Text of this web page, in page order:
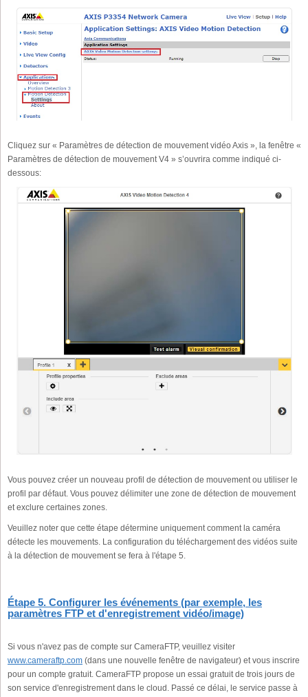
Cliquez sur « Paramètres de détection de mouvement vidéo Axis », la fenêtre «
Paramètres de détection de mouvement V4 » s’ouvrira comme indiqué ci-
dessous:
Vous pouvez créer un nouveau profil de détection de mouvement ou utiliser le
profil par défaut. Vous pouvez délimiter une zone de détection de mouvement
et exclure certaines zones.
Veuillez noter que cette étape détermine uniquement comment la caméra
détecte les mouvements. La configuration du téléchargement des vidéos suite
à la détection de mouvement se fera à l'étape 5.
Étape 5. Configurer les événements (par exemple, les
paramètres FTP et d'enregistrement vidéo/image)
Si vous n'avez pas de compte sur CameraFTP, veuillez visiter
www.cameraftp.com (dans une nouvelle fenêtre de navigateur) et vous inscrire
pour un compte gratuit. CameraFTP propose un essai gratuit de trois jours de
son service d'enregistrement dans le cloud. Passé ce délai, le service passe à